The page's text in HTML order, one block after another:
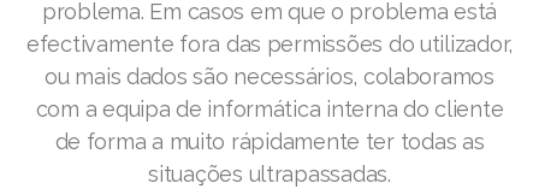
problema. Em casos em que o problema está
efectivamente fora das permissões do utilizador,
ou mais dados são necessários, colaboramos
com a equipa de informática interna do cliente
de forma a muito rápidamente ter todas as
situações ultrapassadas.